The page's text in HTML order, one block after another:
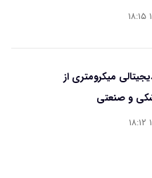
میکرومتری از
و صنعتی